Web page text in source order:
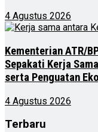
4 Agustus 2026
Kementerian ATR/
Sepakati Kerja
serta Penguatan
4 Agustus 2026
Terbaru